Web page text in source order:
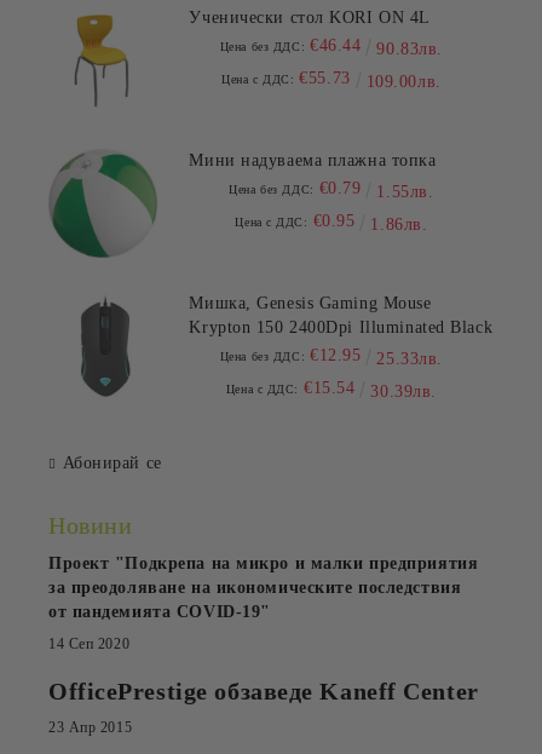
Ученически стол KORI ON 4L
Цена без ДДС: €46.44 90.83лв.
Цена с ДДС: €55.73 109.00лв.
Мини надуваема плажна топка
Цена без ДДС: €0.79 1.55лв.
Цена с ДДС: €0.95 1.86лв.
Мишка, Genesis Gaming Mouse
Krypton 150 2400Dpi Illuminated Black
Цена без ДДС: €12.95 25.33лв.
Цена с ДДС: €15.54 30.39лв.
Абонирай се
Новини
Проект "Подкрепа на микро и малки предприятия
за преодоляване на икономическите последствия
от пандемията COVID-19"
14 Сеп 2020
OfficePrestige обзаведе Kaneff Center
23 Апр 2015